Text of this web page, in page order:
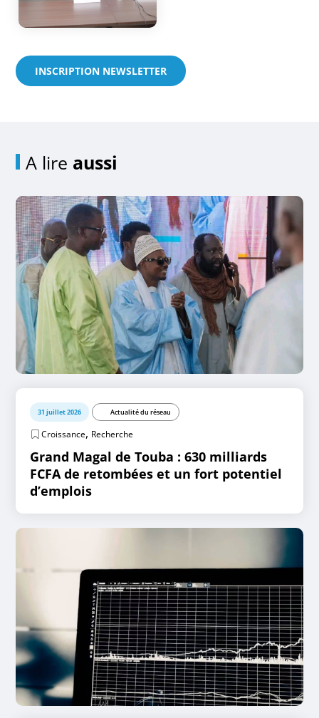
INSCRIPTION NEWSLETTER
A lire aussi
31 juillet 2026 Actualité du réseau
Croissance, Recherche
Grand Magal de Touba : 630 milliards
FCFA de retombées et un fort potentiel
d’emplois